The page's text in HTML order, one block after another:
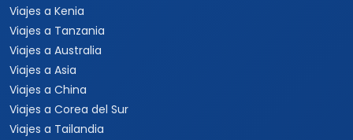
Viajes a Kenia
Viajes a Tanzania
Viajes a Australia
Viajes a Asia
Viajes a China
Viajes a Corea del Sur
Viajes a Tailandia